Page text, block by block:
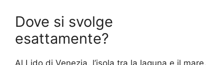
Dove si svolge
esattamente?
Al Lido di Venezia, l’isola tra la laguna e il mare.